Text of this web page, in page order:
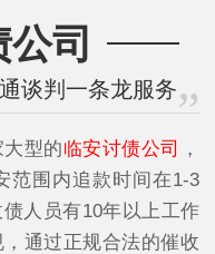
司
谈判一条龙服务
型的临安讨债公司
，
范围内追款时间在1-3
人员有10年以上工作
通过正规合法的催收